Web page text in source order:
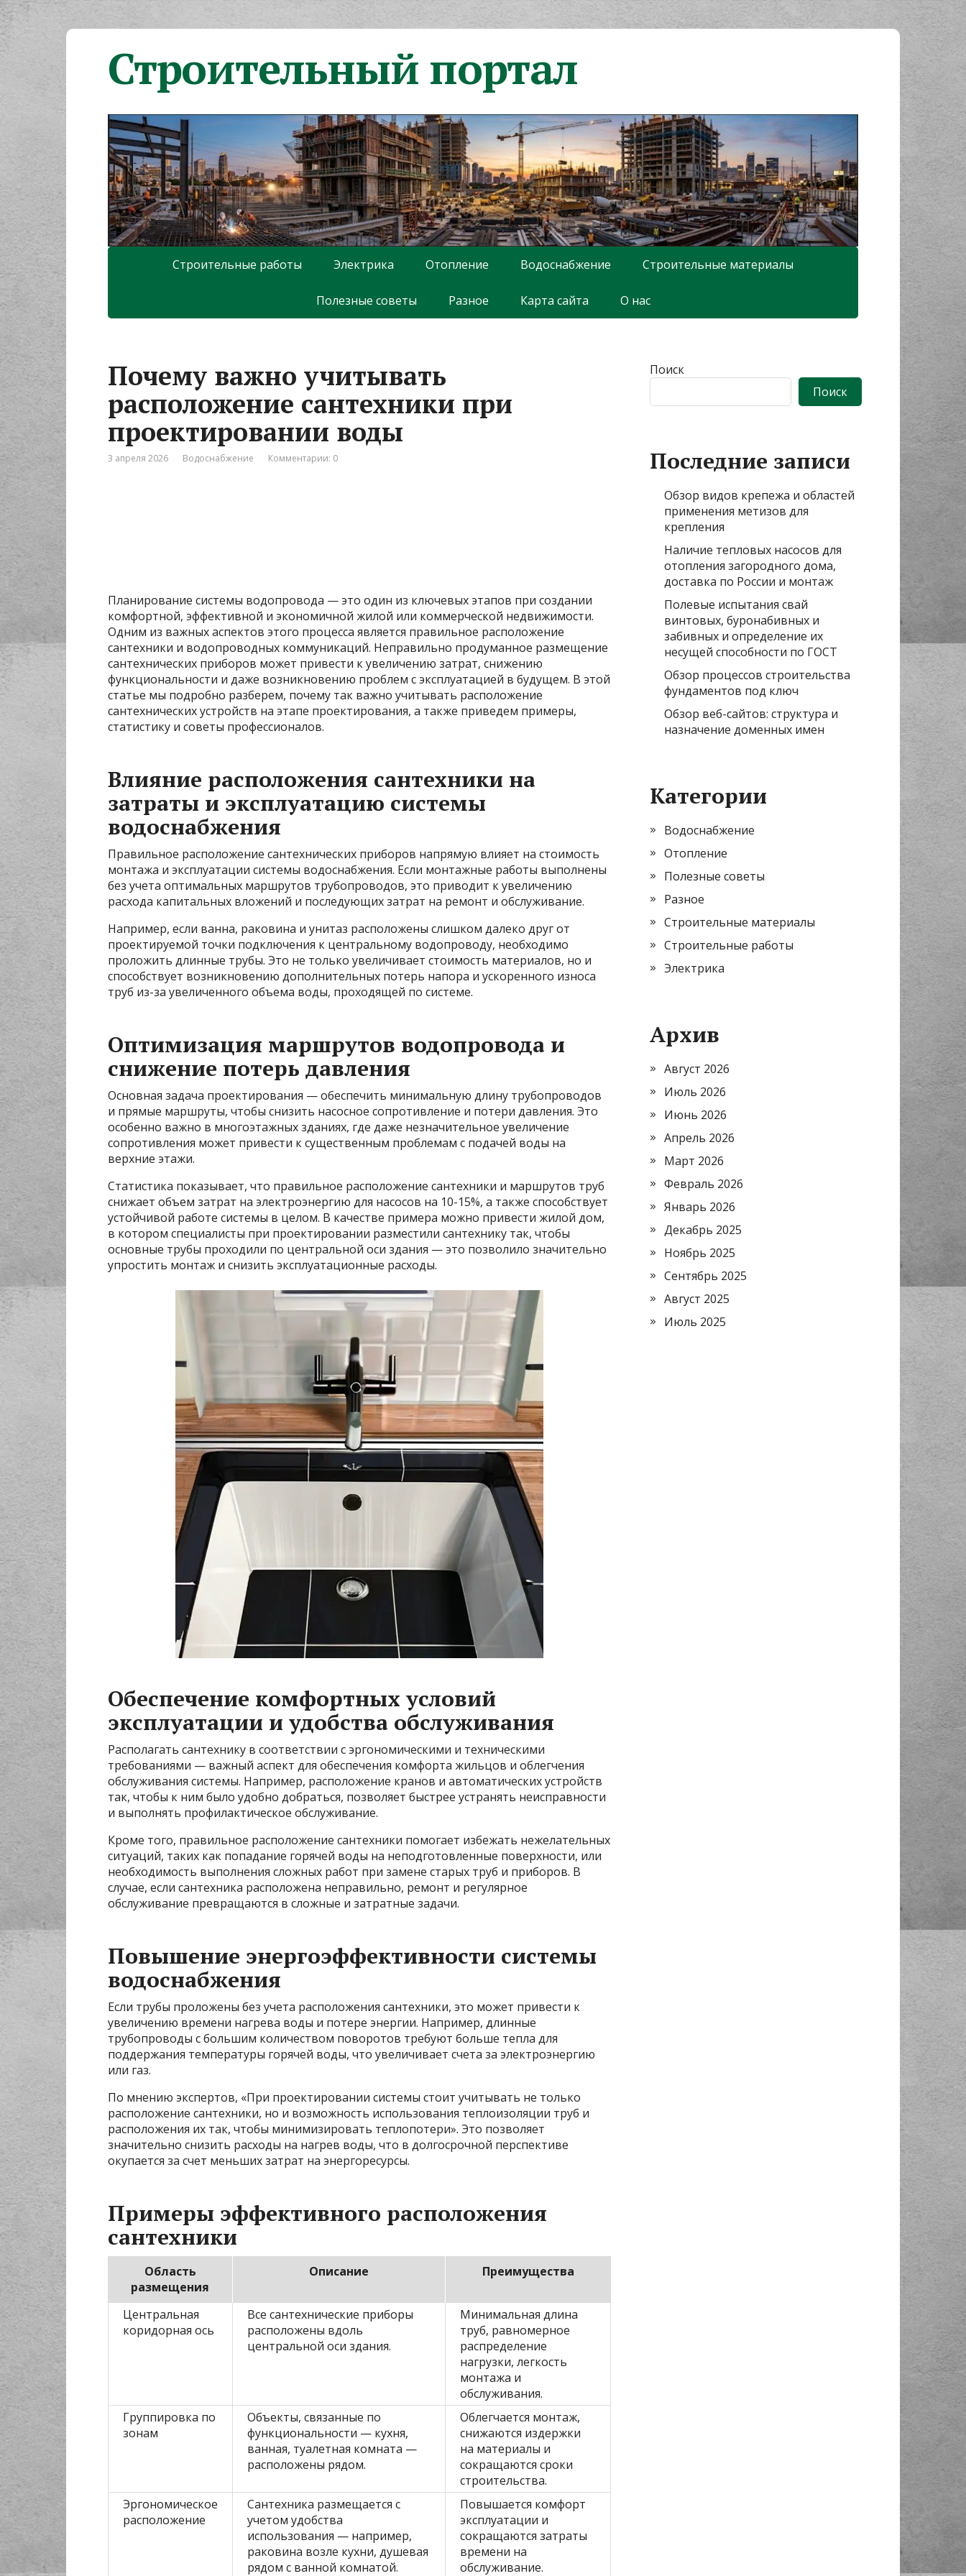
Строительный портал
Строительные работы Электрика Отопление Водоснабжение Строительные материалы
Полезные советы Разное Карта сайта О нас
Почему важно учитывать
расположение сантехники при
проектировании воды
3 апреля 2026 Водоснабжение Комментарии: 0
Планирование системы водопровода — это один из ключевых этапов при создании
комфортной, эффективной и экономичной жилой или коммерческой недвижимости.
Одним из важных аспектов этого процесса является правильное расположение
сантехники и водопроводных коммуникаций. Неправильно продуманное размещение
сантехнических приборов может привести к увеличению затрат, снижению
функциональности и даже возникновению проблем с эксплуатацией в будущем. В этой
статье мы подробно разберем, почему так важно учитывать расположение
сантехнических устройств на этапе проектирования, а также приведем примеры,
статистику и советы профессионалов.
Влияние расположения сантехники на
затраты и эксплуатацию системы
водоснабжения
Правильное расположение сантехнических приборов напрямую влияет на стоимость
монтажа и эксплуатации системы водоснабжения. Если монтажные работы выполнены
без учета оптимальных маршрутов трубопроводов, это приводит к увеличению
расхода капитальных вложений и последующих затрат на ремонт и обслуживание.
Например, если ванна, раковина и унитаз расположены слишком далеко друг от
проектируемой точки подключения к центральному водопроводу, необходимо
проложить длинные трубы. Это не только увеличивает стоимость материалов, но и
способствует возникновению дополнительных потерь напора и ускоренного износа
труб из-за увеличенного объема воды, проходящей по системе.
Оптимизация маршрутов водопровода и
снижение потерь давления
Основная задача проектирования — обеспечить минимальную длину трубопроводов
и прямые маршруты, чтобы снизить насосное сопротивление и потери давления. Это
особенно важно в многоэтажных зданиях, где даже незначительное увеличение
сопротивления может привести к существенным проблемам с подачей воды на
верхние этажи.
Статистика показывает, что правильное расположение сантехники и маршрутов труб
снижает объем затрат на электроэнергию для насосов на 10-15%, а также способствует
устойчивой работе системы в целом. В качестве примера можно привести жилой дом,
в котором специалисты при проектировании разместили сантехнику так, чтобы
основные трубы проходили по центральной оси здания — это позволило значительно
упростить монтаж и снизить эксплуатационные расходы.
Обеспечение комфортных условий
эксплуатации и удобства обслуживания
Располагать сантехнику в соответствии с эргономическими и техническими
требованиями — важный аспект для обеспечения комфорта жильцов и облегчения
обслуживания системы. Например, расположение кранов и автоматических устройств
так, чтобы к ним было удобно добраться, позволяет быстрее устранять неисправности
и выполнять профилактическое обслуживание.
Кроме того, правильное расположение сантехники помогает избежать нежелательных
ситуаций, таких как попадание горячей воды на неподготовленные поверхности, или
необходимость выполнения сложных работ при замене старых труб и приборов. В
случае, если сантехника расположена неправильно, ремонт и регулярное
обслуживание превращаются в сложные и затратные задачи.
Повышение энергоэффективности системы
водоснабжения
Если трубы проложены без учета расположения сантехники, это может привести к
увеличению времени нагрева воды и потере энергии. Например, длинные
трубопроводы с большим количеством поворотов требуют больше тепла для
поддержания температуры горячей воды, что увеличивает счета за электроэнергию
или газ.
По мнению экспертов, «При проектировании системы стоит учитывать не только
расположение сантехники, но и возможность использования теплоизоляции труб и
расположения их так, чтобы минимизировать теплопотери». Это позволяет
значительно снизить расходы на нагрев воды, что в долгосрочной перспективе
окупается за счет меньших затрат на энергоресурсы.
Примеры эффективного расположения
сантехники
Область
размещения
Описание Преимущества
Центральная
коридорная ось
Все сантехнические приборы
расположены вдоль
центральной оси здания.
Минимальная длина
труб, равномерное
распределение
нагрузки, легкость
монтажа и
обслуживания.
Группировка по
зонам
Объекты, связанные по
функциональности — кухня,
ванная, туалетная комната —
расположены рядом.
Облегчается монтаж,
снижаются издержки
на материалы и
сокращаются сроки
строительства.
Эргономическое
расположение
Сантехника размещается с
учетом удобства
использования — например,
раковина возле кухни, душевая
рядом с ванной комнатой.
Повышается комфорт
эксплуатации и
сокращаются затраты
времени на
обслуживание.
Поиск
Поиск
Последние записи
Обзор видов крепежа и областей
применения метизов для
крепления
Наличие тепловых насосов для
отопления загородного дома,
доставка по России и монтаж
Полевые испытания свай
винтовых, буронабивных и
забивных и определение их
несущей способности по ГОСТ
Обзор процессов строительства
фундаментов под ключ
Обзор веб-сайтов: структура и
назначение доменных имен
Категории
Водоснабжение
Отопление
Полезные советы
Разное
Строительные материалы
Строительные работы
Электрика
Архив
Август 2026
Июль 2026
Июнь 2026
Апрель 2026
Март 2026
Февраль 2026
Январь 2026
Декабрь 2025
Ноябрь 2025
Сентябрь 2025
Август 2025
Июль 2025